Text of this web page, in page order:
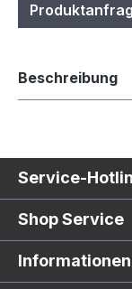
Beschreibung
Service-
Shop Service
Informationen